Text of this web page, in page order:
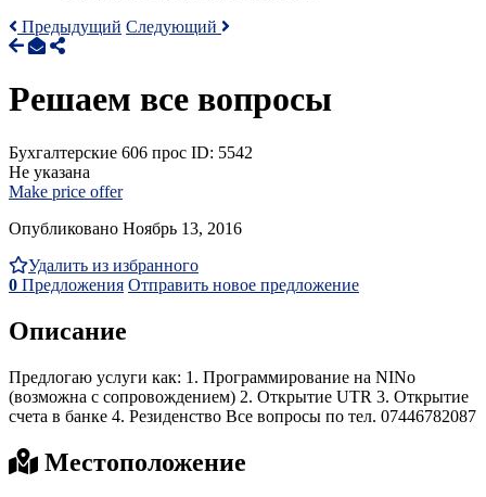
Предыдущий Следующий
Решаем все вопросы
Бухгалтерские 606 прос ID: 5542
Не указана
Make price offer
Опубликовано Ноябрь 13, 2016
Удалить из избранного
0 Предложения Отправить новое предложение
Описание
Предлогаю услуги как: 1. Программирование на NINo
(возможна с сопровождением) 2. Открытие UTR 3. Открытие
счета в банке 4. Резиденство Все вопросы по тел. 07446782087
Местоположение